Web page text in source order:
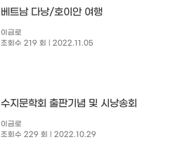
베트남 다낭/호이안 여행
이금로
조회수 219 회
| 2022.11.05
수지문학회 출판기념 및 시낭송회​
이금로
조회수 229 회
| 2022.10.29